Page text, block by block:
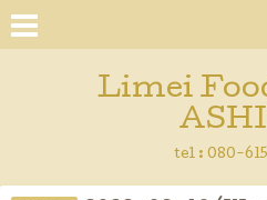
Limei
tel : 080-